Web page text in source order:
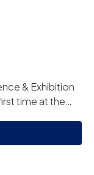
& Exhibition
time at the